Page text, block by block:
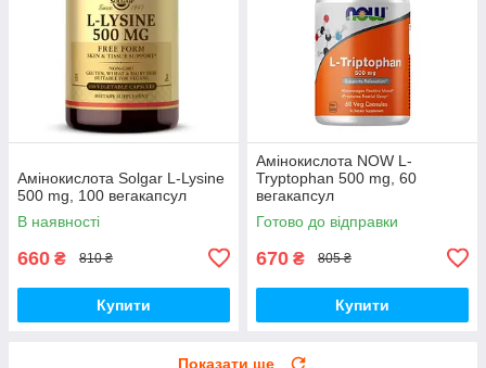
Амінокислота Solgar L-Lysine
500 mg, 100 вегакапсул
В наявності
660 ₴ 810 ₴
Купити
Амінокислота NOW L-
Tryptophan 500 mg, 60
вегакапсул
Готово до відправки
670 ₴ 805 ₴
Купити
Показати ще